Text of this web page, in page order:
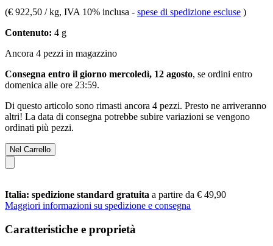
(€ 922,50 / kg, IVA 10% inclusa - spese di spedizione escluse )
Contenuto: 4 g
Ancora 4 pezzi in magazzino
Consegna entro il giorno mercoledì, 12 agosto, se ordini entro
domenica alle ore 23:59.
Di questo articolo sono rimasti ancora 4 pezzi. Presto ne arriveranno
altri! La data di consegna potrebbe subire variazioni se vengono
ordinati più pezzi.
Nel Carrello
Italia: spedizione standard gratuita a partire da € 49,90
Maggiori informazioni su spedizione e consegna
Caratteristiche e proprietà